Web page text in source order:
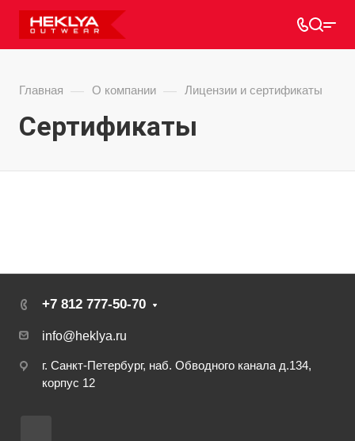
Главная — О компании — Лицензии и сертификаты
Сертификаты
+7 812 777-50-70
info@heklya.ru
г. Санкт-Петербург, наб. Обводного канала д.134,
корпус 12